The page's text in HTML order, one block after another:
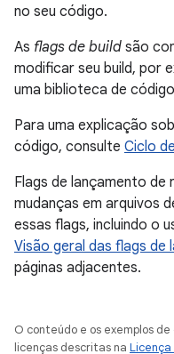
no seu código.
As flags de build são
modificar seu build, por
uma biblioteca de
Para uma explicação
código, consulte Ciclo
Flags de lançamento de
mudanças em arquivos
essas flags, incluindo o
Visão geral das flags de
páginas adjacentes.
O conteúdo e os exemplos
licenças descritas na